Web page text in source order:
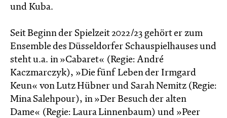
und Kuba.
Seit Beginn der Spielzeit 2022/23 gehört er zum
Ensemble des Düsseldorfer Schauspielhauses und
steht u.a. in »Cabaret« (Regie: André
Kaczmarczyk), »Die fünf Leben der Irmgard
Keun« von Lutz Hübner und Sarah Nemitz (Regie:
Mina Salehpour), in »Der Besuch der alten
Dame« (Regie: Laura Linnenbaum) und »Peer